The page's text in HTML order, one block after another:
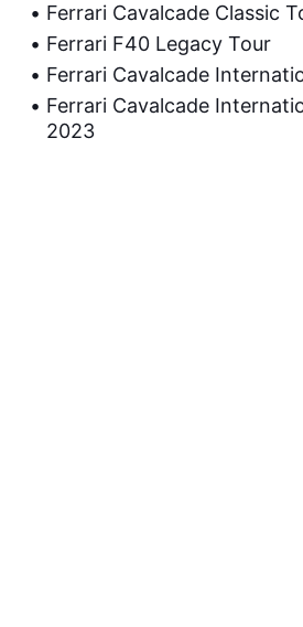
Ferrari Cavalcade Classic
Ferrari F40 Legacy Tour
Ferrari Cavalcade
Ferrari Cavalcade
2023